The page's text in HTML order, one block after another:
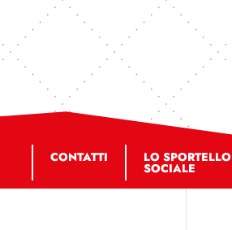
CONTATTI LO SPORTELLO
SOCIALE